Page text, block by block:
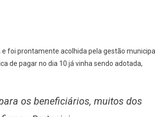
e foi prontamente acolhida pela gestão
de pagar no dia 10 já vinha sendo adotada,
os beneficiários, muitos dos